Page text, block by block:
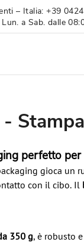
– Italia: +39
a Sab. dalle
perfetto
gioca un
con il cibo. Il
350 g, è robusto